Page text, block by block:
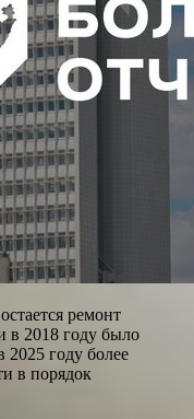
ремонт
в 2018 году было
году более
в порядок